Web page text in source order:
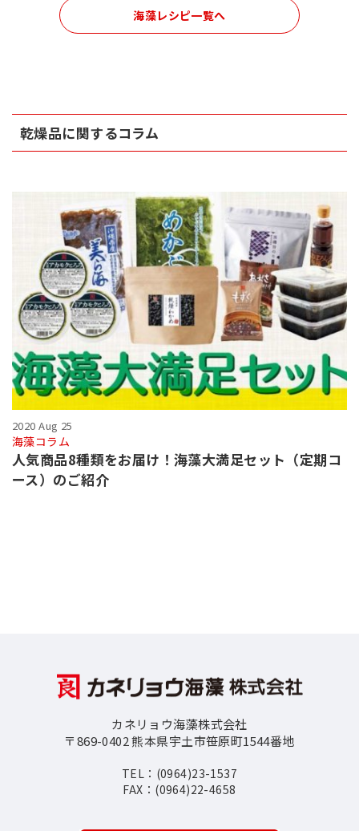
海藻レシピ一覧へ
乾燥品に関するコラム
2020 Aug 25
海藻コラム
人気商品8種類をお届け！海藻大満足セット（定期コ
ース）のご紹介
カネリョウ海藻株式会社
〒869-0402 熊本県宇土市笹原町1544番地
TEL：(0964)23-1537
FAX：(0964)22-4658